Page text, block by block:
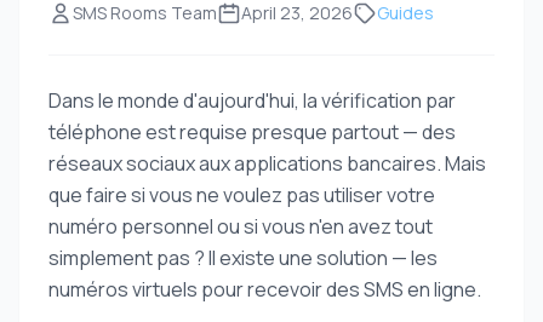
SMS Rooms Team April 23, 2026 Guides
Dans le monde d'aujourd'hui, la vérification par
téléphone est requise presque partout — des
réseaux sociaux aux applications bancaires. Mais
que faire si vous ne voulez pas utiliser votre
numéro personnel ou si vous n'en avez tout
simplement pas ? Il existe une solution — les
numéros virtuels pour recevoir des SMS en ligne.